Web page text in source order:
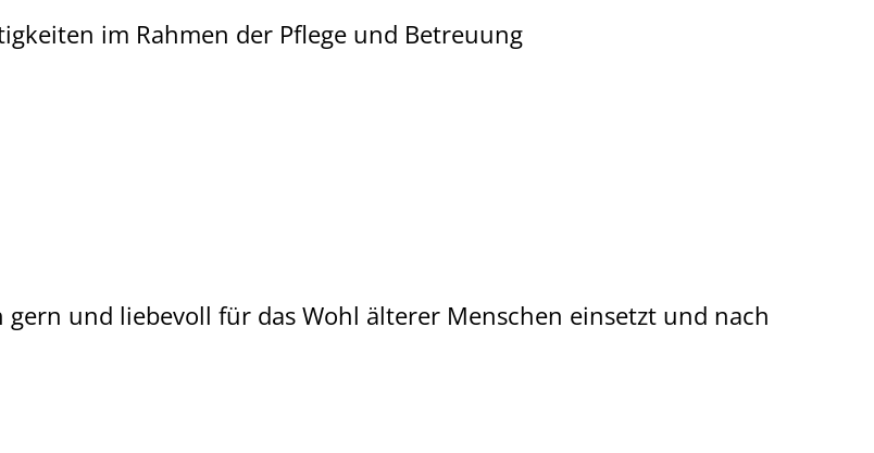
im Rahmen der Pflege und Betreuung
und liebevoll für das Wohl älterer Menschen einsetzt und nach